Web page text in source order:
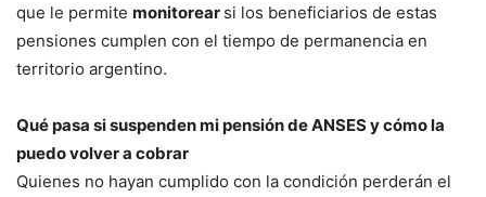
que le permite monitorear si los beneficiarios de estas
pensiones cumplen con el tiempo de permanencia en
territorio argentino.
Qué pasa si suspenden mi pensión de ANSES y cómo la
puedo volver a cobrar
Quienes no hayan cumplido con la condición perderán el